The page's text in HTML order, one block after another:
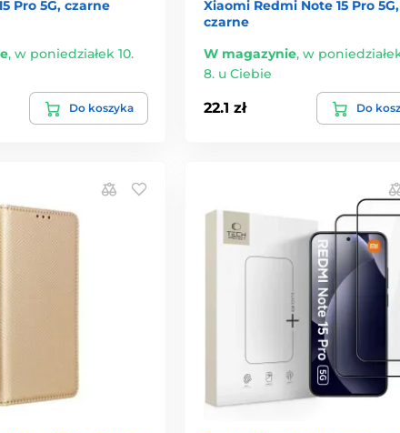
Pro 5G, czarne
, w poniedziałek 10.
Do koszyka
Xiaomi Redmi Note 15 Pro 5G,
czarne
W magazynie, w
8. u Ciebie
22.1 zł Do